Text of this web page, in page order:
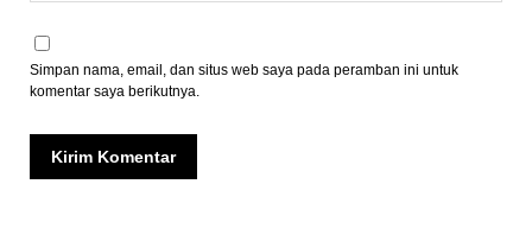
Simpan nama, email, dan situs web saya pada peramban ini untuk
komentar saya berikutnya.